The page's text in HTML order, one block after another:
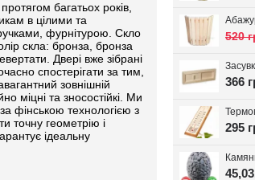
520
366
295
багатьох років,
в цілими та
ручками, фурнітурою. Скло
скла: бронза, бронза
Двері вже зібрані
спостерігати за тим,
зовнішній
міцні та зносостійкі. Ми
фінською технологією з
точну геометрію і
ідеальну